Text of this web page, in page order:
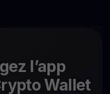
l’app
Wallet